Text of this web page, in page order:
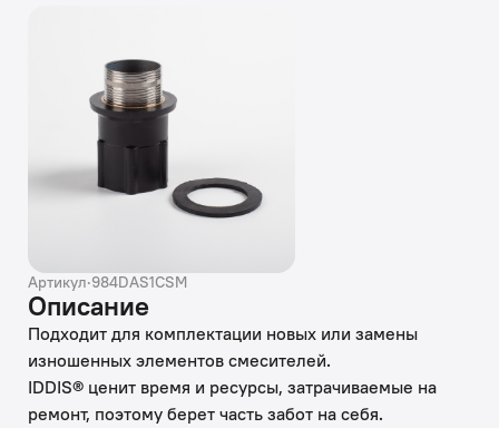
Артикул·984DAS1CSM
Описание
Подходит для комплектации новых или замены
изношенных элементов смесителей.
IDDIS® ценит время и ресурсы, затрачиваемые на
ремонт, поэтому берет часть забот на себя.